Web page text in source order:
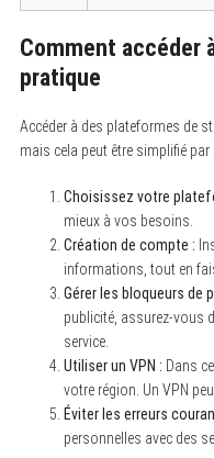
Comment accéder
pratique
Accéder à des plateformes de
mais cela peut être simplifié
Choisissez votre
mieux à vos besoins.
Création de compte :
informations, tout en
Gérer les bloqueurs de
publicité, assurez-vous
service.
Utiliser un VPN : Dans
votre région. Un VPN
Éviter les erreurs
personnelles avec des